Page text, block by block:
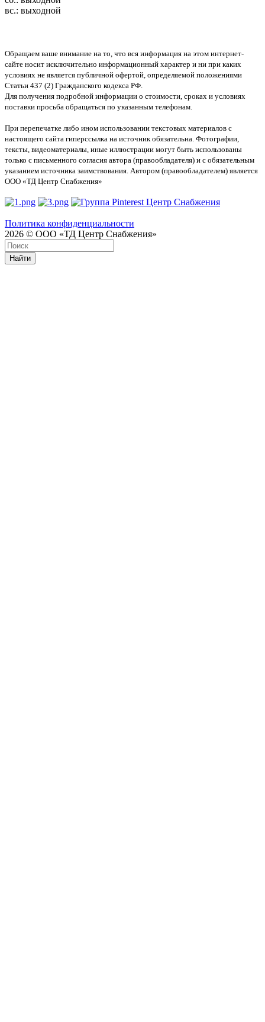
вс.: выходной
Обращаем ваше внимание на то, что вся информация на этом интернет-
сайте носит исключительно информационный характер и ни при каких
условиях не является публичной офертой, определяемой положениями
Статьи 437 (2) Гражданского кодекса РФ.
Для получения подробной информации о стоимости, сроках и условиях
поставки просьба обращаться по указанным телефонам.
При перепечатке либо ином использовании текстовых материалов с
настоящего сайта гиперссылка на источник обязательна. Фотографии,
тексты, видеоматериалы, иные иллюстрации могут быть использованы
только с письменного согласия автора (правообладателя) и с обязательным
указанием источника заимствования. Автором (правообладателем) является
ООО «ТД Центр Снабжения»
Политика конфиденциальности
2026 © ООО «ТД Центр Снабжения»
Найти